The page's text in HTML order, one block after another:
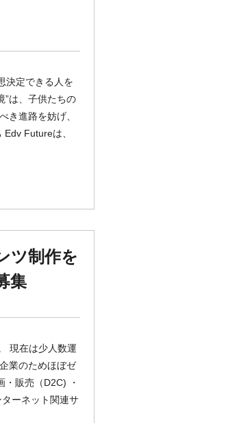
決定できる人を
”は、子供たちの
き進路を妨げ、
Futureは、
ツ制作を
集
現在は少人数運
業のためほぼゼ
販売（D2C) ・
ーネット関連サ